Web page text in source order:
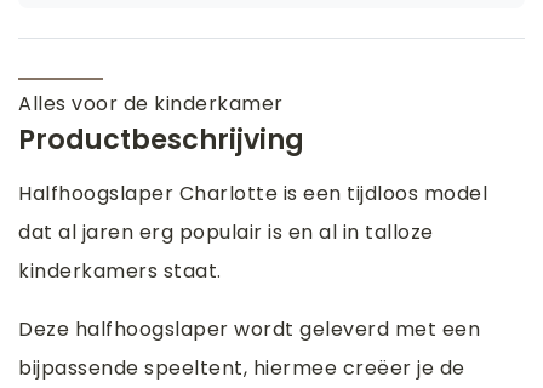
Alles voor de kinderkamer
Productbeschrijving
Halfhoogslaper Charlotte is een tijdloos model
dat al jaren erg populair is en al in talloze
kinderkamers staat.
Deze halfhoogslaper wordt geleverd met een
bijpassende speeltent, hiermee creëer je de